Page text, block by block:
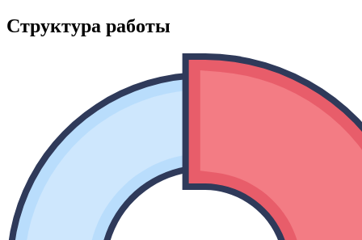
Структура работы